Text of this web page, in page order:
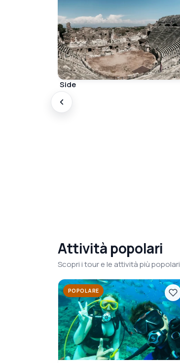
Side
Attività popolari
Scopri i tour e le attività più popolari
POPOLARE